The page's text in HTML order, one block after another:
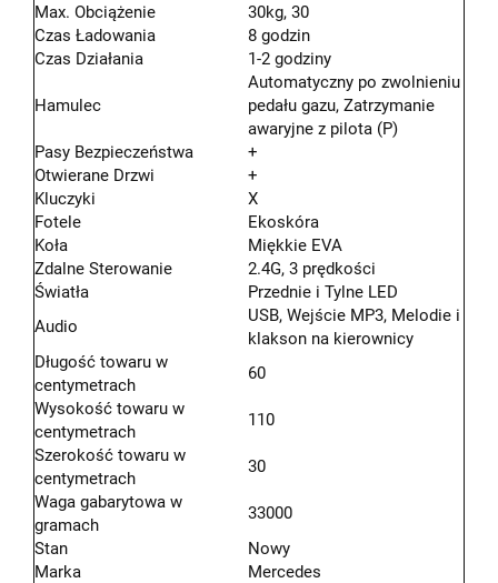
Max. Obciążenie
30kg, 30
Czas Ładowania
8 godzin
Czas Działania
1-2 godziny
Hamulec
Automatyczny po zwolnieniu
pedału gazu, Zatrzymanie
awaryjne z pilota (P)
Pasy Bezpieczeństwa
+
Otwierane Drzwi
+
Kluczyki
X
Fotele
Ekoskóra
Koła
Miękkie EVA
Zdalne Sterowanie
2.4G, 3 prędkości
Światła
Przednie i Tylne LED
Audio
USB, Wejście MP3, Melodie i
klakson na kierownicy
Długość towaru w
centymetrach
60
Wysokość towaru w
centymetrach
110
Szerokość towaru w
centymetrach
30
Waga gabarytowa w
gramach
33000
Stan
Nowy
Marka
Mercedes